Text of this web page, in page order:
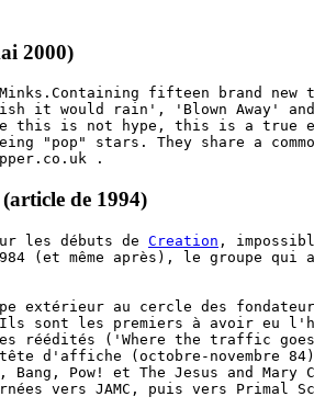
2000)
fifteen brand
it would rain', 'Blown Away'
this is not hype, this is a true
"pop" stars. They share a
.
(article de 1994)
les débuts de Creation ,
(et même après), le groupe
extérieur au cercle des
Ils sont les premiers à avoir
réédités ('Where the traffic
d'affiche (octobre-novembre
Pow! et The Jesus and
vers JAMC, puis vers